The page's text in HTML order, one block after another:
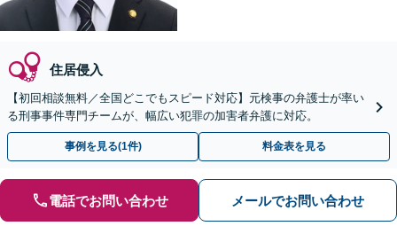
住居侵入
【初回相談無料／全国どこでもスピード対応】元検事の弁護士が率い
る刑事事件専門チームが、幅広い犯罪の加害者弁護に対応。
事例を見る(1件) 料金表を見る
電話でお問い合わせ メールでお問い合わせ